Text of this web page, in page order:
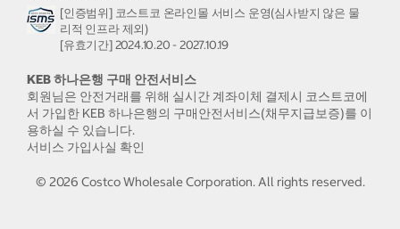
[인증범위] 코스트코 온라인몰 서비스 운영(심사받지 않은 물
리적 인프라 제외)
[유효기간] 2024.10.20 - 2027.10.19
KEB 하나은행 구매 안전서비스
회원님은 안전거래를 위해 실시간 계좌이체 결제시 코스트코에
서 가입한 KEB 하나은행의 구매안전서비스(채무지급보증)를 이
용하실 수 있습니다.
서비스 가입사실 확인
© 2026 Costco Wholesale Corporation.All rights reserved.